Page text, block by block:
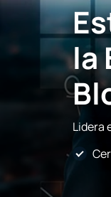
la
Lidera